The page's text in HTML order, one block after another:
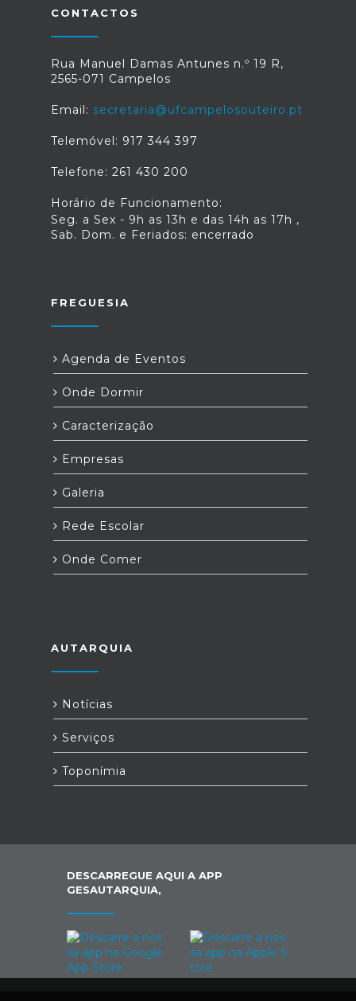
CONTACTOS
Rua Manuel Damas Antunes n.º 19 R,
2565-071 Campelos
Email: secretaria@ufcampelosouteiro.pt
Telemóvel: 917 344 397
Telefone: 261 430 200
Horário de Funcionamento:
Seg. a Sex - 9h as 13h e das 14h as 17h ,
Sab. Dom. e Feriados: encerrado
FREGUESIA
Agenda de Eventos
Onde Dormir
Caracterização
Empresas
Galeria
Rede Escolar
Onde Comer
AUTARQUIA
Notícias
Serviços
Toponímia
DESCARREGUE AQUI A APP
GESAUTARQUIA,